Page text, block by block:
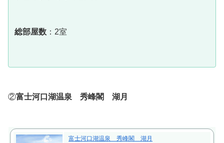
総部屋数 ：2室
②富士河口湖温泉 秀峰閣 湖月
富士河口湖温泉 秀峰閣 湖月